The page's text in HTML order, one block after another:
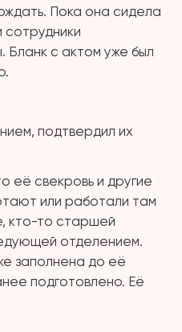
Пока она сидела
сотрудники
Бланк с актом уже был
подтвердил их
её свекровь и другие
или работали там
кто-то старшей
отделением.
заполнена до её
подготовлено. Её